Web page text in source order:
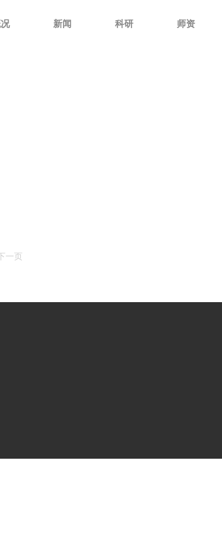
新闻 科研 师资
一页